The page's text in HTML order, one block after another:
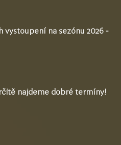
vystoupení na sezónu 2026 -
najdeme dobré termíny!